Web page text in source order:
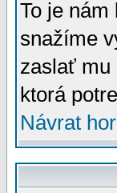
To je
snažíme
zaslať mu
ktorá
Návrat